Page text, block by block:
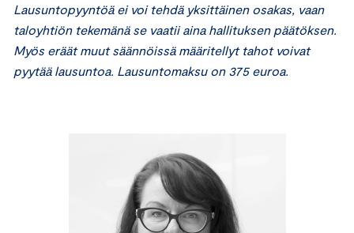
Lausuntopyyntöä ei voi tehdä yksittäinen osakas, vaan
taloyhtiön tekemänä se vaatii aina hallituksen päätöksen.
Myös eräät muut säännöissä määritellyt tahot voivat
pyytää lausuntoa. Lausuntomaksu on 375 euroa.